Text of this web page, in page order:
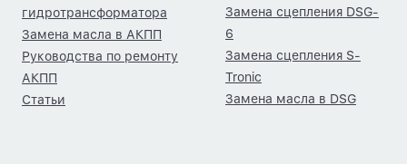
гидротрансформатора
Замена масла в АКПП
Руководства по ремонту
АКПП
Статьи
Замена сцепления DSG-
6
Замена сцепления S-
Tronic
Замена масла в DSG